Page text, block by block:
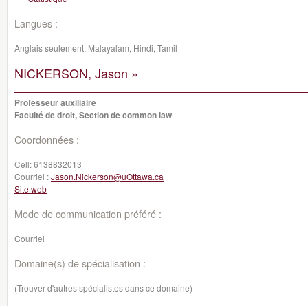
Langues :
Anglais seulement, Malayalam, Hindi, Tamil
NICKERSON, Jason »
Professeur auxiliaire
Faculté de droit, Section de common law
Coordonnées :
Cell:6138832013
Courriel :Jason.Nickerson@uOttawa.ca
Site web
Mode de communication préféré :
Courriel
Domaine(s) de spécialisation :
(Trouver d'autres spécialistes dans ce domaine)